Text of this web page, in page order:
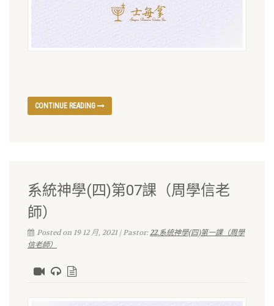
CONTINUE READING
系統神學(四)第07課（周學信老
師）
Posted on 19 12 月, 2021 | Pastor:22.系統神學(四)第一課（周學
信老師）